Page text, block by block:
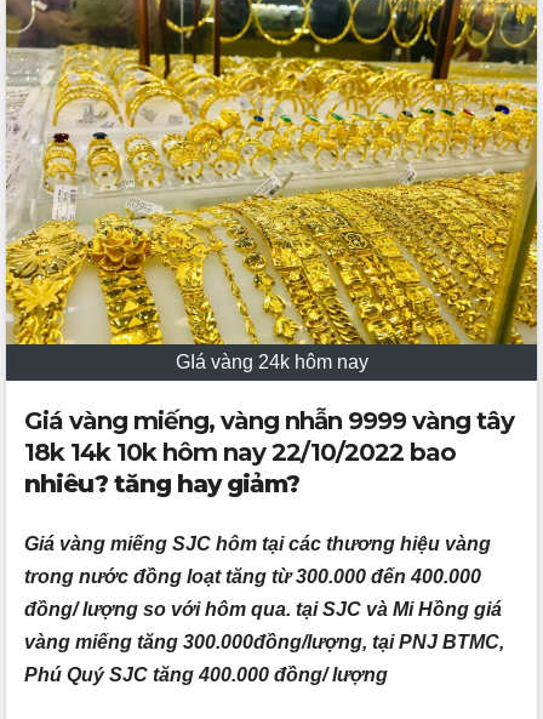
GIá vàng 24k hôm nay
Giá vàng miếng, vàng nhẫn 9999 vàng tây
18k 14k 10k hôm nay 22/10/2022 bao
nhiêu? tăng hay giảm?
Giá vàng miếng SJC hôm tại các thương hiệu vàng
trong nước đồng loạt tăng từ 300.000 đến 400.000
đồng/ lượng so với hôm qua. tại SJC và Mi Hồng giá
vàng miếng tăng 300.000đồng/lượng, tại PNJ BTMC,
Phú Quý SJC tăng 400.000 đồng/ lượng